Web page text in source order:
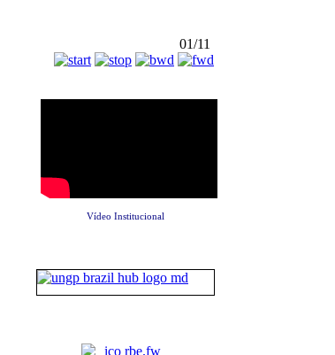
01/11
Vídeo Institucional